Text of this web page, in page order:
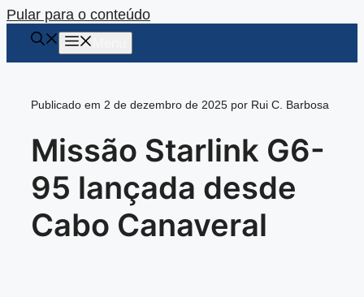
Pular para o conteúdo
Publicado em 2 de dezembro de 2025 por Rui C. Barbosa
Missão Starlink G6-
95 lançada desde
Cabo Canaveral